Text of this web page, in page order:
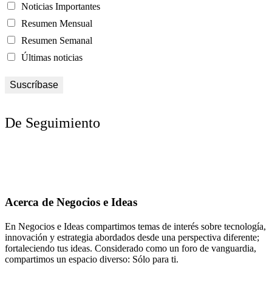
Noticias Importantes
Resumen Mensual
Resumen Semanal
Últimas noticias
De Seguimiento
Acerca de Negocios e Ideas
En Negocios e Ideas compartimos temas de interés sobre tecnología,
innovación y estrategia abordados desde una perspectiva diferente;
fortaleciendo tus ideas. Considerado como un foro de vanguardia,
compartimos un espacio diverso: Sólo para ti.